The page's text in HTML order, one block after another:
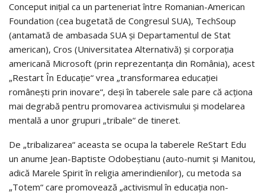
Conceput iniţial ca un parteneriat între Romanian-American
Foun­dation (cea bugetată de Congresul SUA), TechSoup
(antamată de amba­sa­da SUA şi Departamentul de Stat
american), Cros (Universitatea Alter­na­ti­vă) şi corporaţia
americană Microsoft (prin reprezentanţa din România), acest
„Restart În Edu­caţie“ vrea „transformarea educaţiei
româneşti prin inovare“, deşi în taberele sale pare că ac­ţi­o­na
mai degrabă pentru promo­varea activismului şi modelarea
mentală a unor grupuri „tribale“ de tineret.
De „tribalizarea“ aceasta se ocupa la taberele ReStart Edu
un anume Jean-Baptiste Odobeştianu (auto-numit şi Manitou,
adică Marele Spirit în religia amerindienilor), cu metoda sa
„Totem“ care promovează „activis­mul în educaţia non-